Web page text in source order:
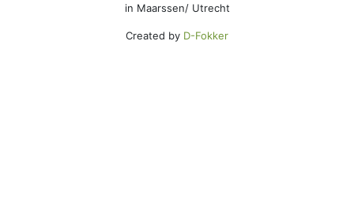
in Maarssen/ Utrecht
Created by D-Fokker